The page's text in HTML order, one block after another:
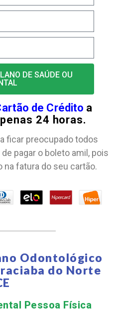
DE SAÚDE OU
de Crédito a
24 horas.
ficar preocupado todos
pagar o boleto amil, pois
na fatura do seu cartão.
Odontológico
do Norte
Pessoa Física​